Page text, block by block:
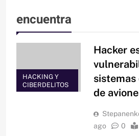
encuentra
HACKING Y
CIBERDELITOS
Hacker
sistemas
de
ago
0